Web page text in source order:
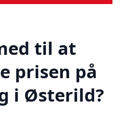
til at
prisen på
i Østerild?